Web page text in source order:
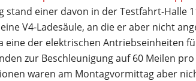
stand einer davon in der Testfahrt-Halle
V4-Ladesäule, an die er aber nicht
eine der elektrischen Antriebseinheiten
zur Beschleunigung auf 60 Meilen
waren am Montagvormittag aber